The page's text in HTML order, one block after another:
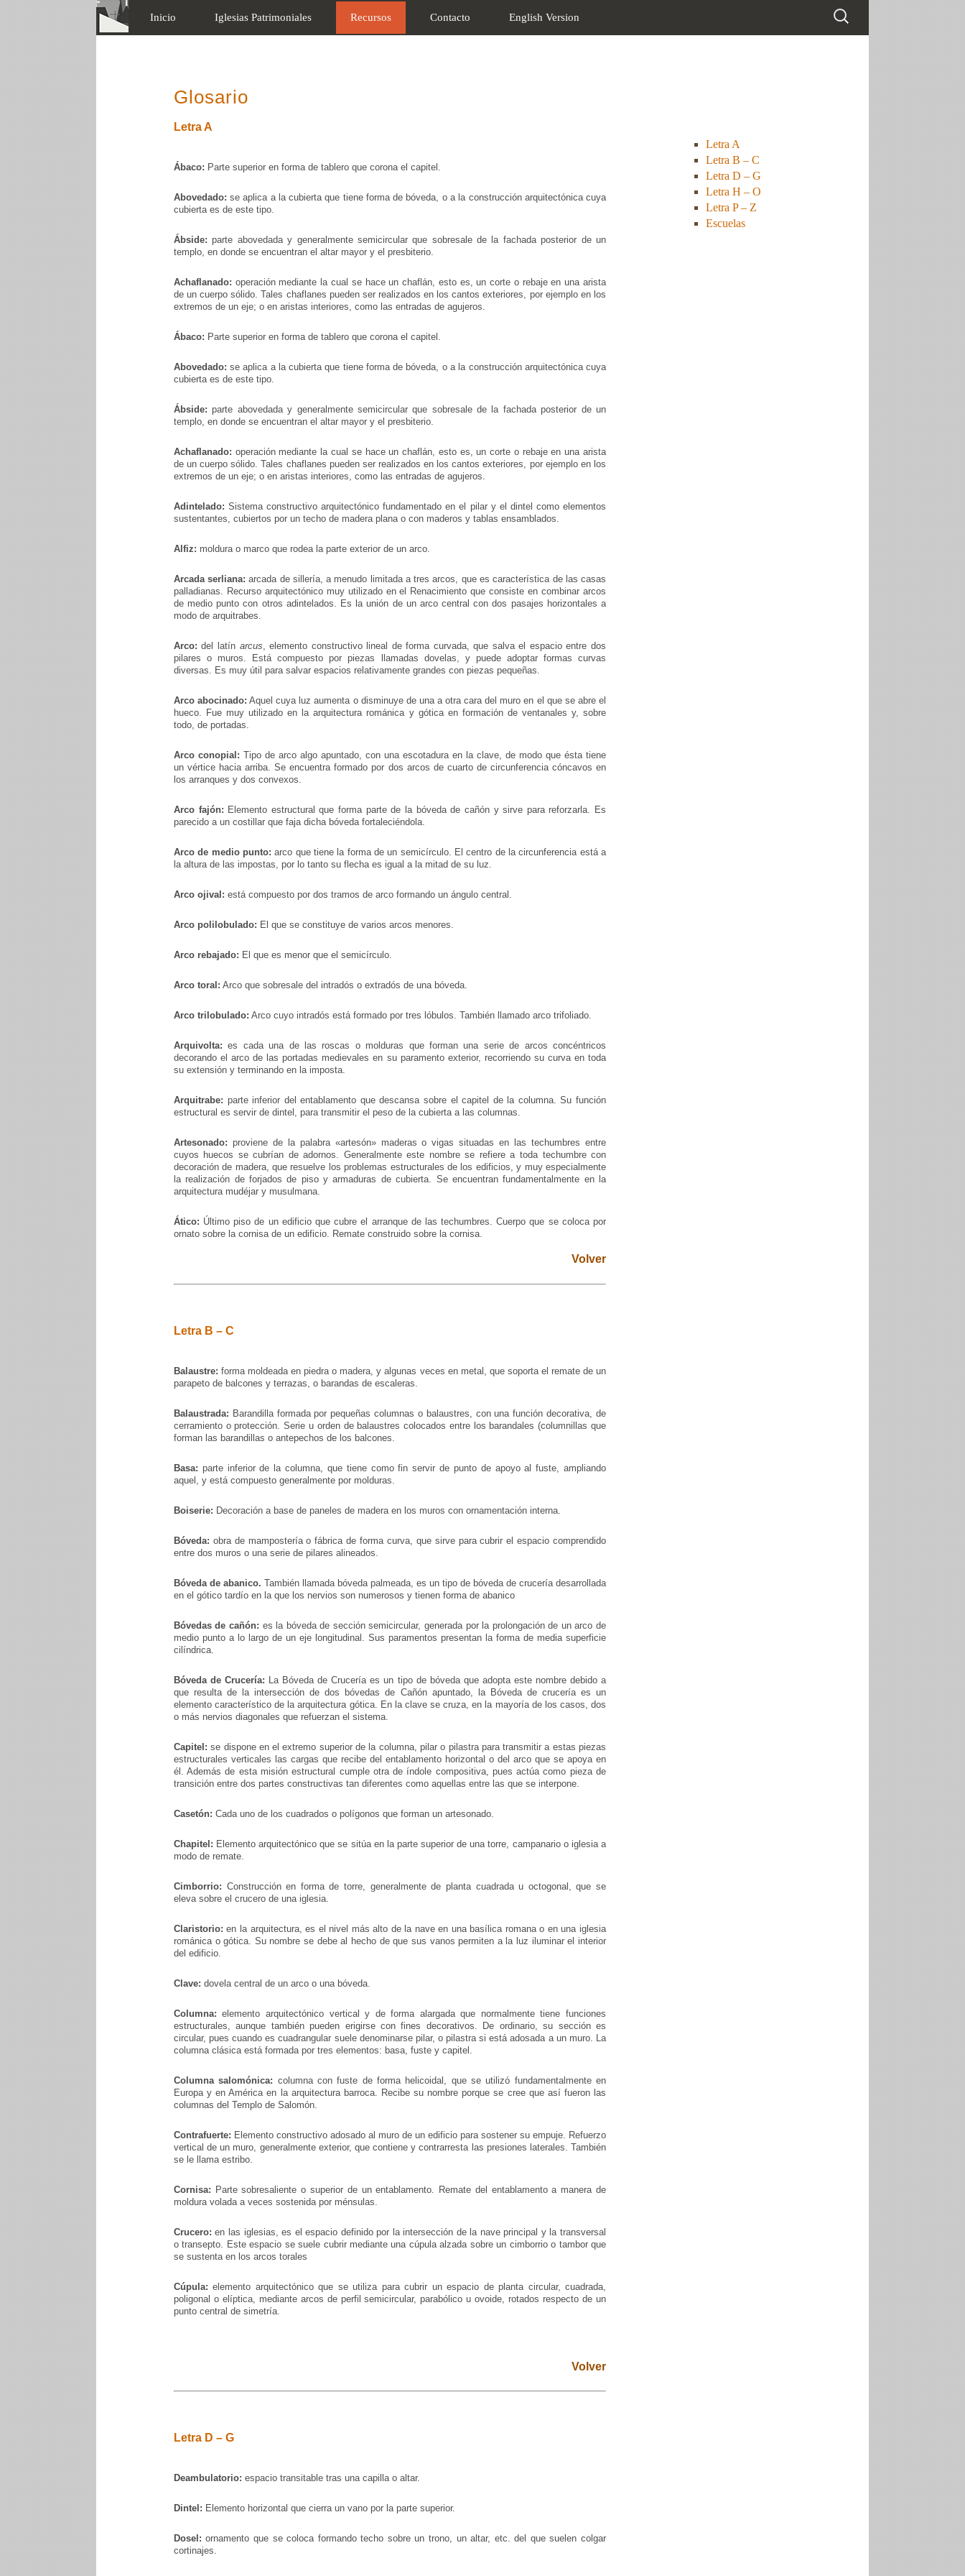
Inicio Iglesias Patrimoniales Recursos Contacto English Version
Glosario
Letra A
Ábaco: Parte superior en forma de tablero que corona el capitel.
Abovedado: se aplica a la cubierta que tiene forma de bóveda, o a la construcción arquitectónica cuya
cubierta es de este tipo.
Ábside:parte abovedada y generalmente semicircular que sobresale de la fachada posterior de un
templo, en donde se encuentran el altar mayor y el presbiterio.
Achaflanado: operación mediante la cual se hace un chaflán, esto es, un corte o rebaje en una arista
de un cuerpo sólido. Tales chaflanes pueden ser realizados en los cantos exteriores, por ejemplo en los
extremos de un eje; o en aristas interiores, como las entradas de agujeros.
Ábaco: Parte superior en forma de tablero que corona el capitel.
Abovedado: se aplica a la cubierta que tiene forma de bóveda, o a la construcción arquitectónica cuya
cubierta es de este tipo.
Ábside:parte abovedada y generalmente semicircular que sobresale de la fachada posterior de un
templo, en donde se encuentran el altar mayor y el presbiterio.
Achaflanado: operación mediante la cual se hace un chaflán, esto es, un corte o rebaje en una arista
de un cuerpo sólido. Tales chaflanes pueden ser realizados en los cantos exteriores, por ejemplo en los
extremos de un eje; o en aristas interiores, como las entradas de agujeros.
Adintelado: Sistema constructivo arquitectónico fundamentado en el pilar y el dintel como elementos
sustentantes, cubiertos por un techo de madera plana o con maderos y tablas ensamblados.
Alfiz: moldura o marco que rodea la parte exterior de un arco.
Arcada serliana: arcada de sillería, a menudo limitada a tres arcos, que es característica de las casas
palladianas. Recurso arquitectónico muy utilizado en el Renacimiento que consiste en combinar arcos
de medio punto con otros adintelados. Es la unión de un arco central con dos pasajes horizontales a
modo de arquitrabes.
Arco: del latín arcus, elemento constructivo lineal de forma curvada, que salva el espacio entre dos
pilares o muros. Está compuesto por piezas llamadas dovelas, y puede adoptar formas curvas
diversas. Es muy útil para salvar espacios relativamente grandes con piezas pequeñas.
Arco abocinado: Aquel cuya luz aumenta o disminuye de una a otra cara del muro en el que se abre el
hueco. Fue muy utilizado en la arquitectura románica y gótica en formación de ventanales y, sobre
todo, de portadas.
Arco conopial: Tipo de arco algo apuntado, con una escotadura en la clave, de modo que ésta tiene
un vértice hacia arriba. Se encuentra formado por dos arcos de cuarto de circunferencia cóncavos en
los arranques y dos convexos.
Arco fajón: Elemento estructural que forma parte de la bóveda de cañón y sirve para reforzarla. Es
parecido a un costillar que faja dicha bóveda fortaleciéndola.
Arco de medio punto: arco que tiene la forma de un semicírculo. El centro de la circunferencia está a
la altura de las impostas, por lo tanto su flecha es igual a la mitad de su luz.
Arco ojival: está compuesto por dos tramos de arco formando un ángulo central.
Arco polilobulado: El que se constituye de varios arcos menores.
Arco rebajado: El que es menor que el semicírculo.
Arco toral: Arco que sobresale del intradós o extradós de una bóveda.
Arco trilobulado: Arco cuyo intradós está formado por tres lóbulos. También llamado arco trifoliado.
Arquivolta: es cada una de las roscas o molduras que forman una serie de arcos concéntricos
decorando el arco de las portadas medievales en su paramento exterior, recorriendo su curva en toda
su extensión y terminando en la imposta.
Arquitrabe: parte inferior del entablamento que descansa sobre el capitel de la columna. Su función
estructural es servir de dintel, para transmitir el peso de la cubierta a las columnas.
Artesonado: proviene de la palabra «artesón» maderas o vigas situadas en las techumbres entre
cuyos huecos se cubrían de adornos. Generalmente este nombre se refiere a toda techumbre con
decoración de madera, que resuelve los problemas estructurales de los edificios, y muy especialmente
la realización de forjados de piso y armaduras de cubierta. Se encuentran fundamentalmente en la
arquitectura mudéjar y musulmana.
Ático: Último piso de un edificio que cubre el arranque de las techumbres. Cuerpo que se coloca por
ornato sobre la cornisa de un edificio. Remate construido sobre la cornisa.
Volver
Letra B – C
Balaustre: forma moldeada en piedra o madera, y algunas veces en metal, que soporta el remate de un
parapeto de balcones y terrazas, o barandas de escaleras.
Balaustrada: Barandilla formada por pequeñas columnas o balaustres, con una función decorativa, de
cerramiento o protección. Serie u orden de balaustres colocados entre los barandales (columnillas que
forman las barandillas o antepechos de los balcones.
Basa: parte inferior de la columna, que tiene como fin servir de punto de apoyo al fuste, ampliando
aquel, y está compuesto generalmente por molduras.
Boiserie: Decoración a base de paneles de madera en los muros con ornamentación interna.
Bóveda: obra de mampostería o fábrica de forma curva, que sirve para cubrir el espacio comprendido
entre dos muros o una serie de pilares alineados.
Bóveda de abanico. También llamada bóveda palmeada, es un tipo de bóveda de crucería desarrollada
en el gótico tardío en la que los nervios son numerosos y tienen forma de abanico
Bóvedas de cañón: es la bóveda de sección semicircular, generada por la prolongación de un arco de
medio punto a lo largo de un eje longitudinal. Sus paramentos presentan la forma de media superficie
cilíndrica.
Bóveda de Crucería: La Bóveda de Crucería es un tipo de bóveda que adopta este nombre debido a
que resulta de la intersección de dos bóvedas de Cañón apuntado, la Bóveda de crucería es un
elemento característico de la arquitectura gótica. En la clave se cruza, en la mayoría de los casos, dos
o más nervios diagonales que refuerzan el sistema.
Capitel: se dispone en el extremo superior de la columna, pilar o pilastra para transmitir a estas piezas
estructurales verticales las cargas que recibe del entablamento horizontal o del arco que se apoya en
él. Además de esta misión estructural cumple otra de índole compositiva, pues actúa como pieza de
transición entre dos partes constructivas tan diferentes como aquellas entre las que se interpone.
Casetón: Cada uno de los cuadrados o polígonos que forman un artesonado.
Chapitel: Elemento arquitectónico que se sitúa en la parte superior de una torre, campanario o iglesia a
modo de remate.
Cimborrio: Construcción en forma de torre, generalmente de planta cuadrada u octogonal, que se
eleva sobre el crucero de una iglesia.
Claristorio: en la arquitectura, es el nivel más alto de la nave en una basílica romana o en una iglesia
románica o gótica. Su nombre se debe al hecho de que sus vanos permiten a la luz iluminar el interior
del edificio.
Clave: dovela central de un arco o una bóveda.
Columna: elemento arquitectónico vertical y de forma alargada que normalmente tiene funciones
estructurales, aunque también pueden erigirse con fines decorativos. De ordinario, su sección es
circular, pues cuando es cuadrangular suele denominarse pilar, o pilastra si está adosada a un muro. La
columna clásica está formada por tres elementos: basa, fuste y capitel.
Columna salomónica: columna con fuste de forma helicoidal, que se utilizó fundamentalmente en
Europa y en América en la arquitectura barroca. Recibe su nombre porque se cree que así fueron las
columnas del Templo de Salomón.
Contrafuerte: Elemento constructivo adosado al muro de un edificio para sostener su empuje. Refuerzo
vertical de un muro, generalmente exterior, que contiene y contrarresta las presiones laterales. También
se le llama estribo.
Cornisa: Parte sobresaliente o superior de un entablamento. Remate del entablamento a manera de
moldura volada a veces sostenida por ménsulas.
Crucero: en las iglesias, es el espacio definido por la intersección de la nave principal y la transversal
o transepto. Este espacio se suele cubrir mediante una cúpula alzada sobre un cimborrio o tambor que
se sustenta en los arcos torales
Cúpula: elemento arquitectónico que se utiliza para cubrir un espacio de planta circular, cuadrada,
poligonal o elíptica, mediante arcos de perfil semicircular, parabólico u ovoide, rotados respecto de un
punto central de simetría.
Volver
Letra D – G
Deambulatorio: espacio transitable tras una capilla o altar.
Dintel: Elemento horizontal que cierra un vano por la parte superior.
Dosel: ornamento que se coloca formando techo sobre un trono, un altar, etc. del que suelen colgar
cortinajes.
Letra A
Letra B – C
Letra D – G
Letra H – O
Letra P – Z
Escuelas